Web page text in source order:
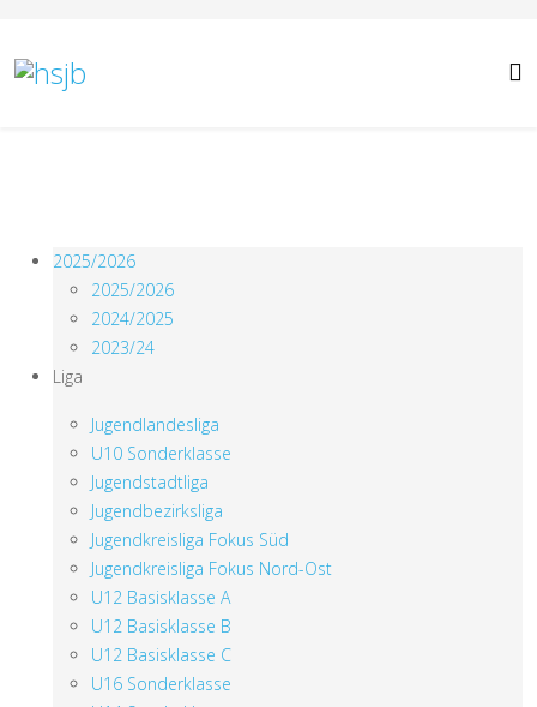
2025/2026
2025/2026
2024/2025
2023/24
Liga
Jugendlandesliga
U10 Sonderklasse
Jugendstadtliga
Jugendbezirksliga
Jugendkreisliga Fokus Süd
Jugendkreisliga Fokus Nord-Ost
U12 Basisklasse A
U12 Basisklasse B
U12 Basisklasse C
U16 Sonderklasse